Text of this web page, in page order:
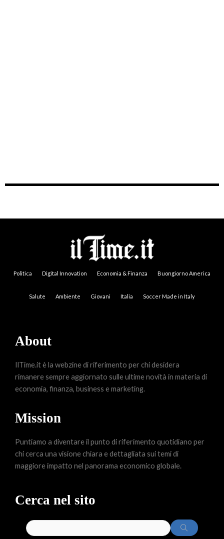
Politica Digital Innovation Economia & Finanza Buongiorno America
Salute Ambiente Giovani Italia Soccer Made in Italy
About
IlTime.it è la webzine di riferimento per chi desidera
rimanere sempre aggiornato sulle ultime novità in materia di
economia, finanza, business e marketing.
Mission
Puntiamo a diventare il punto di riferimento quotidiano per
chi cerca una visione chiara e dettagliata sui temi di
maggiore impatto nel panorama economico globale.
Cerca nel sito